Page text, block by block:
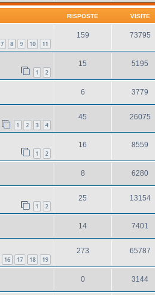
RISPOSTE VISITE
7 8 9 10 11
159 73795
1 2
15 5195
6 3779
1 2 3 4
45 26075
1 2
16 8559
8 6280
1 2
25 13154
14 7401
16 17 18 19
273 65787
0 3144